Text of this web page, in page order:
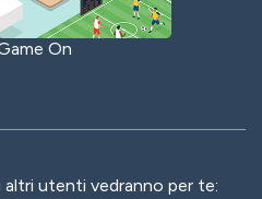
On
utenti vedranno per te: